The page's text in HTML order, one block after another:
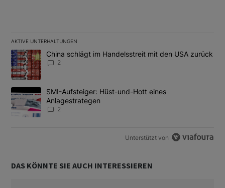
AKTIVE UNTERHALTUNGEN
Das Folgende ist eine Liste der am meisten kommentierten
Ein Trendartikel mit dem Titel "China schlägt im Handelsstreit
China schlägt im Handelsstreit mit den USA zurück
2
Ein Trendartikel mit dem Titel "SMI-Aufsteiger: Hüst-und-Hott
SMI-Aufsteiger: Hüst-und-Hott eines
Anlagestrategen
2
Unterstützt von
DAS KÖNNTE SIE AUCH INTERESSIEREN